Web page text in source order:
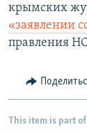
крымских
«заявлении
правления
This item is part of